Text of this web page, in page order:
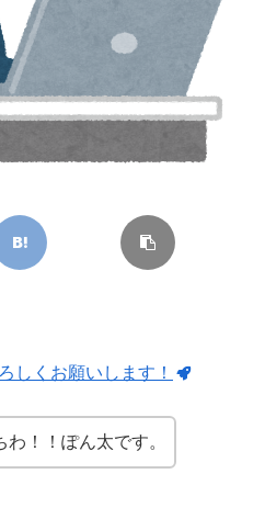
しくお願いします！
わ！！ぽん太です。